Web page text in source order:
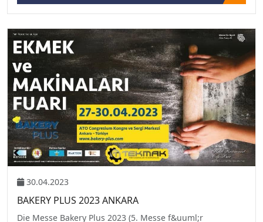
30.04.2023
BAKERY PLUS 2023 ANKARA
Die Messe Bakery Plus 2023 (5. Messe f&uuml;r